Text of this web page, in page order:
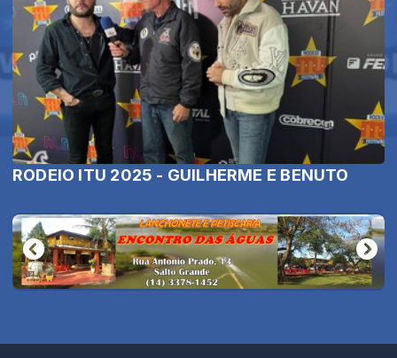
RODEIO ITU 2025 - GUILHERME E BENUTO